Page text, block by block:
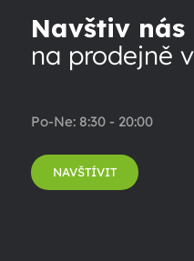
Navštiv nás
na prodejně
Po-Ne: 8:30 - 20:00
NAVŠTÍVIT